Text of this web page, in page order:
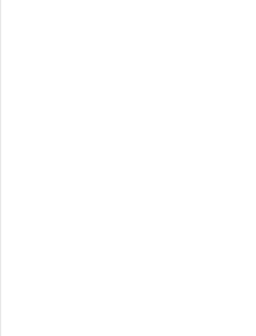
Weiter